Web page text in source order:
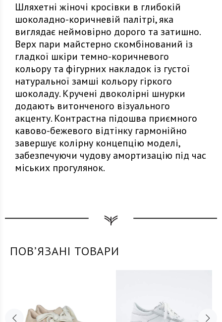
Шляхетні жіночі кросівки в глибокій
шоколадно-коричневій палітрі, яка
виглядає неймовірно дорого та затишно.
Верх пари майстерно скомбінований із
гладкої шкіри темно-коричневого
кольору та фігурних накладок із густої
натуральної замші кольору гіркого
шоколаду. Кручені двоколірні шнурки
додають витонченого візуального
акценту. Контрастна підошва приємного
кавово-бежевого відтінку гармонійно
завершує колірну концепцію моделі,
забезпечуючи чудову амортизацію під час
міських прогулянок.
ПОВʼЯЗАНІ ТОВАРИ